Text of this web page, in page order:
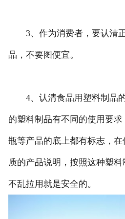
3、作为消费者，要认清正
品，不要图便宜。
4、认清食品用塑料制品的
的塑料制品有不同的使用要
瓶等产品的底上都有标志，
质的产品说明，按照这种塑料
不乱拉用就是安全的。